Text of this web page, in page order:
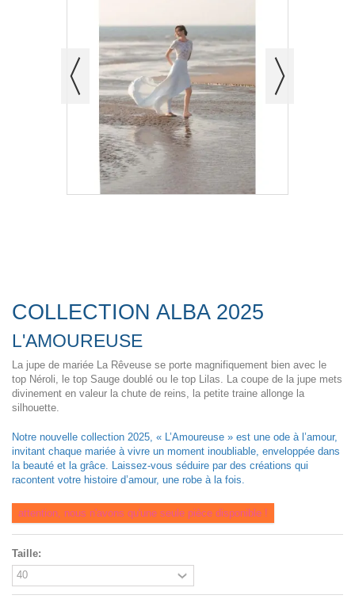
COLLECTION ALBA 2025
L'AMOUREUSE
La jupe de mariée La Rêveuse se porte magnifiquement bien avec le
top Néroli, le top Sauge doublé ou le top Lilas. La coupe de la jupe mets
divinement en valeur la chute de reins, la petite traine allonge la
silhouette.
Notre nouvelle collection 2025, « L’Amoureuse » est une ode à l’amour,
invitant chaque mariée à vivre un moment inoubliable, enveloppée dans
la beauté et la grâce. Laissez-vous séduire par des créations qui
racontent votre histoire d’amour, une robe à la fois.
attention, nous n'avons qu'une seule pièce disponible !
Taille: